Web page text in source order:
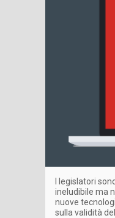
I legislatori
ineludibile ma
nuove
sulla validità